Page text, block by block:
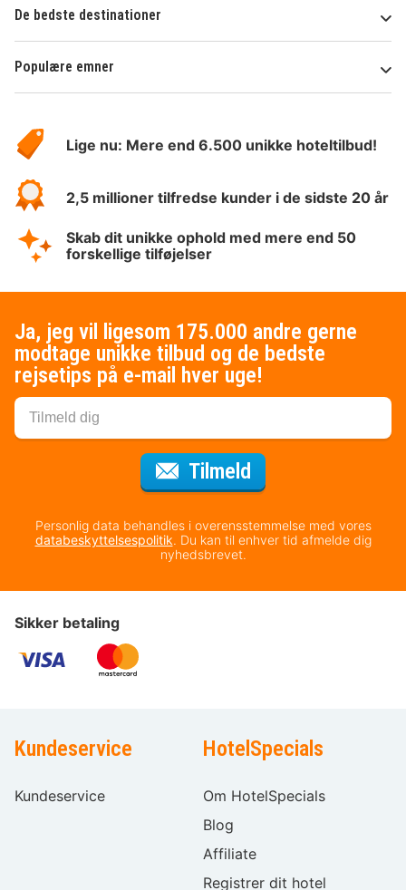
De bedste destinationer
Populære emner
HotelSpecials
Lige nu: Mere end 6.500 unikke hoteltilbud!
2,5 millioner tilfredse kunder i de sidste 20 år
Skab dit unikke ophold med mere end 50
forskellige tilføjelser
Ja, jeg vil ligesom 175.000 andre gerne
modtage unikke tilbud og de bedste
rejsetips på e-mail hver uge!
Tilmeld
Personlig data behandles i overensstemmelse med vores
databeskyttelsespolitik. Du kan til enhver tid afmelde dig
nyhedsbrevet.
Sikker betaling
Kundeservice
Kundeservice
HotelSpecials
Om HotelSpecials
Blog
Affiliate
Registrer dit hotel